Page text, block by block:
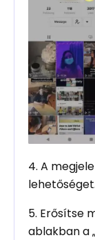
4. A
lehetőséget.
5. Erősítse
ablakban a